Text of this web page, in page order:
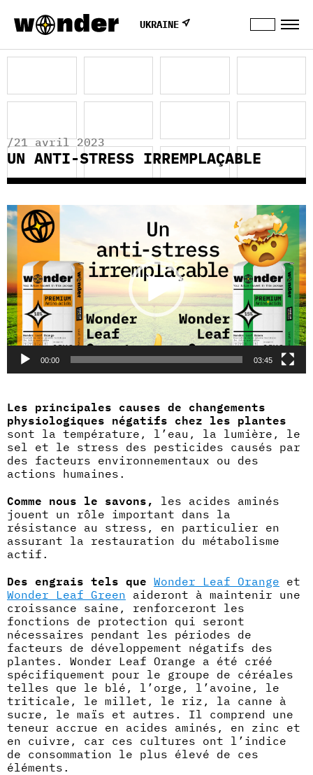
UKRAINE
/21 avril 2023
UN ANTI-STRESS IRREMPLAÇABLE
Lecteur
vidéo
00:00 03:45
Les principales causes de changements
physiologiques négatifs chez les plantes
sont la température, l’eau, la lumière, le
sel et le stress des pesticides causés par
des facteurs environnementaux ou des
actions humaines.
Comme nous le savons,
les acides aminés
jouent un rôle important dans la
résistance au stress, en particulier en
assurant la restauration du métabolisme
actif.
Des engrais tels que Wonder Leaf Orange et
Wonder Leaf Green aideront à maintenir une
croissance saine, renforceront les
fonctions de protection qui seront
nécessaires pendant les périodes de
facteurs de développement négatifs des
plantes. Wonder Leaf Orange a été créé
spécifiquement pour le groupe de céréales
telles que le blé, l’orge, l’avoine, le
triticale, le millet, le riz, la canne à
sucre, le maïs et autres. Il comprend une
teneur accrue en acides aminés, en zinc et
en cuivre, car ces cultures ont l’indice
de consommation le plus élevé de ces
éléments.